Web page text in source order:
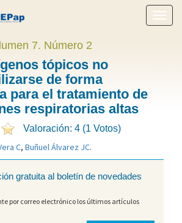
menú
7. Número 2
tópicos no
de forma
para el tratamiento de
respiratorias altas
Valoración: 4 (1 Votos)
C, Buñuel Álvarez JC.
gratuita al boletín de novedades
por correo electrónico los últimos artículos